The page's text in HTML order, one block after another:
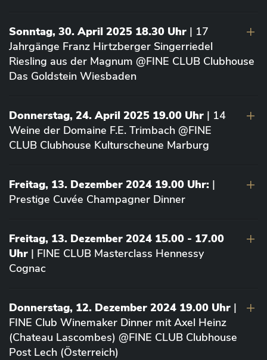
Sonntag, 30. April 2025 18.30 Uhr | 17
Jahrgänge Franz Hirtzberger Singerriedel
Riesling aus der Magnum @FINE CLUB Clubhouse
Das Goldstein Wiesbaden
Donnerstag, 24. April 2025 19.00 Uhr | 14
Weine der Domaine F.E. Trimbach @FINE
CLUB Clubhouse Kulturscheune Marburg
Freitag, 13. Dezember 2024 19.00 Uhr: |
Prestige Cuvée Champagner Dinner
Freitag, 13. Dezember 2024 15.00 - 17.00
Uhr | FINE CLUB Masterclass Hennessy
Cognac
Donnerstag, 12. Dezember 2024 19.00 Uhr |
FINE Club Winemaker Dinner mit Axel Heinz
(Chateau Lascombes) @FINE CLUB Clubhouse
Post Lech (Österreich)